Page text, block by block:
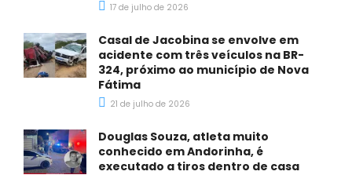
17 de julho de 2026
Casal de Jacobina se envolve em
acidente com três veículos na BR-
324, próximo ao município de Nova
Fátima
21 de julho de 2026
Douglas Souza, atleta muito
conhecido em Andorinha, é
executado a tiros dentro de casa